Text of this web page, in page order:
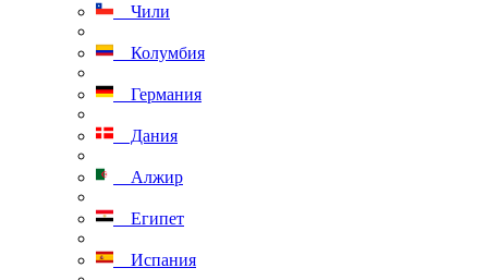
Чили
Колумбия
Германия
Дания
Алжир
Египет
Испания